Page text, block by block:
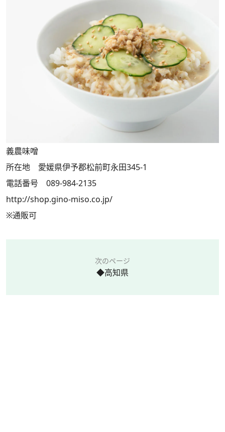
義農味噌
所在地 愛媛県伊予郡松前町永田345-1
電話番号 089-984-2135
http://shop.gino-miso.co.jp/
※通販可
次のページ
◆高知県